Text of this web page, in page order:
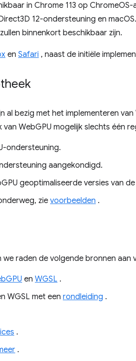
in Chrome 113 op
12-ondersteuning en
binnenkort beschikbaar zijn.
en Safari , naast de initiële
al bezig met het implementeren
WebGPU mogelijk slechts één
ondersteuning.
aangekondigd.
geoptimaliseerde versies van
zievoorbeelden .
raden de volgende bronnen aan
en WGSL .
WGSL met een rondleiding .
.
.